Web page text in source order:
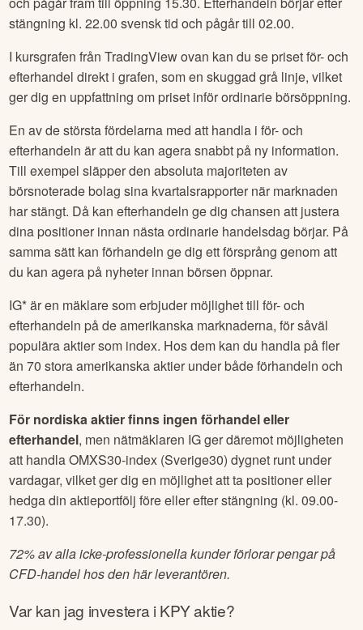
stängning kl. 22.00 svensk tid och pågår till 02.00.
I kursgrafen från TradingView ovan kan du se priset för- och
efterhandel direkt i grafen, som en skuggad grå linje, vilket
ger dig en uppfattning om priset inför ordinarie börsöppning.
En av de största fördelarna med att handla i för- och
efterhandeln är att du kan agera snabbt på ny information.
Till exempel släpper den absoluta majoriteten av
börsnoterade bolag sina kvartalsrapporter när marknaden
har stängt. Då kan efterhandeln ge dig chansen att justera
dina positioner innan nästa ordinarie handelsdag börjar. På
samma sätt kan förhandeln ge dig ett försprång genom att
du kan agera på nyheter innan börsen öppnar.
IG* är en mäklare som erbjuder möjlighet till för- och
efterhandeln på de amerikanska marknaderna, för såväl
populära aktier som index. Hos dem kan du handla på fler
än 70 stora amerikanska aktier under både förhandeln och
efterhandeln.
För nordiska aktier finns ingen förhandel eller
efterhandel, men nätmäklaren IG ger däremot möjligheten
att handla OMXS30-index (Sverige30) dygnet runt under
vardagar, vilket ger dig en möjlighet att ta positioner eller
hedga din aktieportfölj före eller efter stängning (kl. 09.00-
17.30).
72% av alla icke-professionella kunder förlorar pengar på
CFD-handel hos den här leverantören.
Var kan jag investera iKPYaktie?